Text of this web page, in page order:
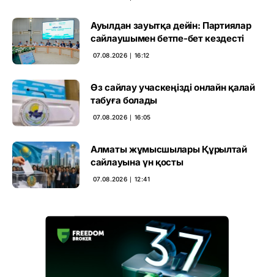
Ауылдан зауытқа дейін: Партиялар
сайлаушымен бетпе-бет кездесті
07.08.2026 ∣ 16:12
Өз сайлау учаскеңізді онлайн қалай
табуға болады
07.08.2026 ∣ 16:05
Алматы жұмысшылары Құрылтай
сайлауына үн қосты
07.08.2026 ∣ 12:41